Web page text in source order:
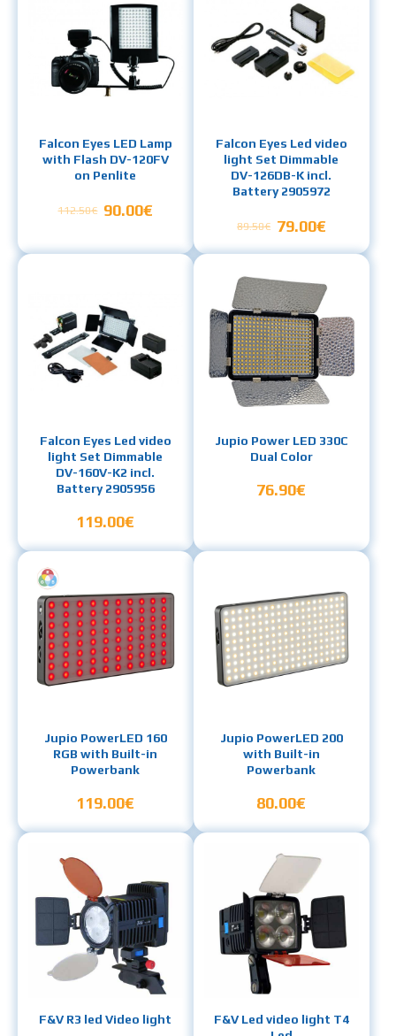
Falcon Eyes LED Lamp
with Flash DV-120FV
on Penlite
90.00€
112.50€
Falcon Eyes Led video
light Set Dimmable
DV-126DB-K incl.
Battery 2905972
79.00€
89.50€
Falcon Eyes Led video
light Set Dimmable
DV-160V-K2 incl.
Battery 2905956
119.00€
Jupio Power LED 330C
Dual Color
76.90€
Jupio PowerLED 160
RGB with Built-in
Powerbank
119.00€
Jupio PowerLED 200
with Built-in
Powerbank
80.00€
F&V R3 led Video light
F&V Led video light T4